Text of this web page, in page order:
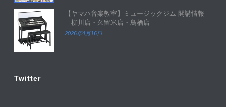
【ヤマハ音楽教室】ミュージックジム 開講情報
｜柳川店・久留米店・鳥栖店
2026年4月16日
Twitter